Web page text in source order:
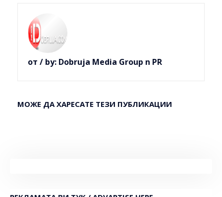
от / by: Dobruja Media Group n PR
МОЖЕ ДА ХАРЕСАТЕ ТЕЗИ ПУБЛИКАЦИИ